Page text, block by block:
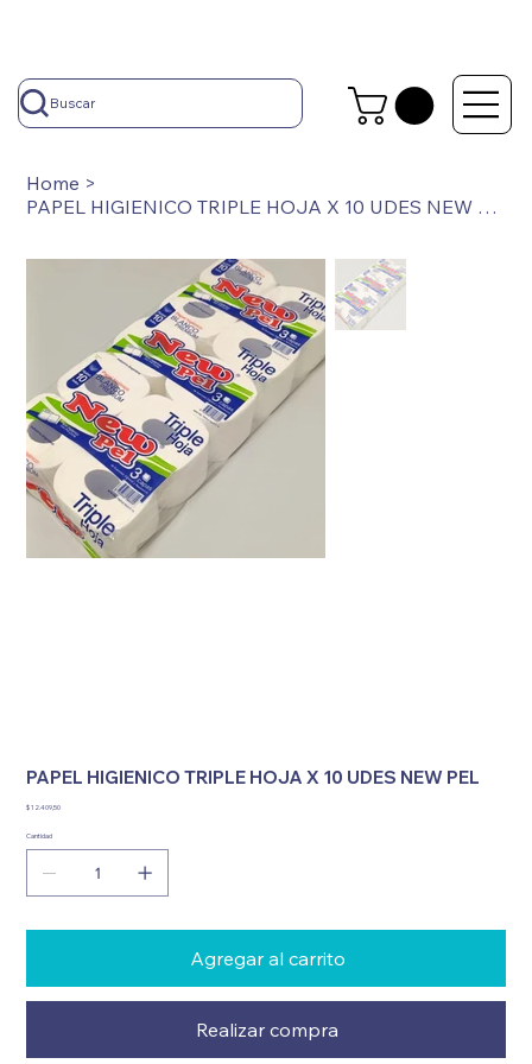
Buscar
Home >
PAPEL HIGIENICO TRIPLE HOJA X 10 UDES NEW PEL
PAPEL HIGIENICO TRIPLE HOJA X 10 UDES NEW PEL
Precio
$ 12.409,50
Cantidad
Agregar al carrito
Realizar compra